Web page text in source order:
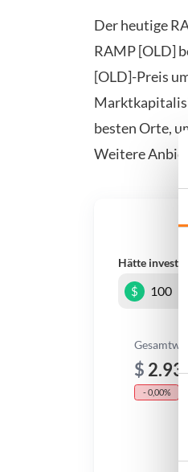
Der heutige
RAMP [OLD]
[OLD]-Preis
besten Orte,
Weitere
Hätte
$
Gesamtwert
$
- 0,00%